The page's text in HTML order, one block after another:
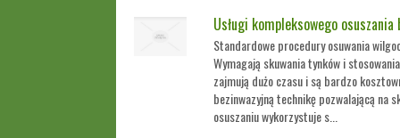
Usługi kompleksowego osuszania
Standardowe procedury osuwania
Wymagają skuwania tynków i
zajmują dużo czasu i są bardzo
bezinwazyjną technikę pozwalającą na
osuszaniu wykorzystuje s...